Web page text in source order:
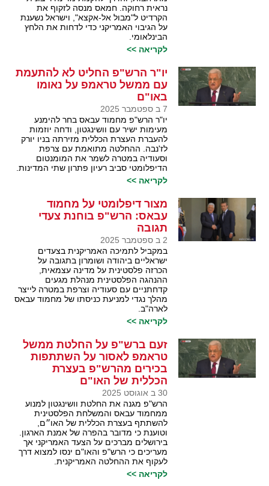
נראית רחוקה. חמאס מנסה לזקוף את
הקרדיט ל"מבול אל-אקצא", וישראל נשענת
על הגיבוי האמריקני כדי לדחות את הלחץ
הבינלאומי.
לקריאה >>
יו"ר הרש"פ החליט לא להתעמת
עם ממשל טראמפ על נאומו
באו"ם
7 ב ספטמבר 2025
יו"ר הרש"פ מחמוד עבאס בחר להימנע
מעימות ישיר עם וושינגטון, ודחה יוזמות
להעברת העצרת הכללית מזירתה בניו יורק
לז'נבה. ההחלטה מתואמת עם צרפת
וסעודיה במטרה לשמר את המומנטום
הדיפלומטי סביב רעיון פתרון שתי המדינות.
לקריאה >>
מצור דיפלומטי על מחמוד
עבאס: הרש"פ בוחנת צעדי
תגובה
2 ב ספטמבר 2025
במקביל לתמיכה האמריקנית בצעדים
ישראליים ביהודה ושומרון בתגובה על
הכרזה פלסטינית על מדינה עצמאית,
ההנהגה הפלסטינית מנהלת מגעים
קדחתניים עם סעודיה וצרפת במטרה לייצר
מהלך נגדי למניעת כניסתו של מחמוד עבאס
לארה"ב.
לקריאה >>
זעם ברש"פ על החלטת ממשל
טראמפ לאסור על השתתפות
בכירים מהרש"פ בעצרת
הכללית של האו"ם
30 ב אוגוסט 2025
הרש"פ מגנה את החלטת וושינגטון למנוע
ממחמוד עבאס והמשלחת הפלסטינית
להשתתף בעצרת הכללית של האו״ם,
וטוענת כי מדובר בהפרה של אמנת הארגון.
בירושלים מברכים על הצעד האמריקני אך
מעריכים כי הרש"פ והאו"ם ינסו למצוא דרך
לעקוף את ההחלטה האמריקנית.
לקריאה >>